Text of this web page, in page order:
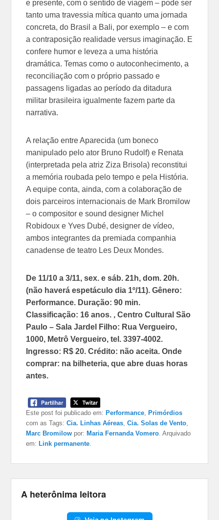
e presente, com o sentido de viagem – pode ser
tanto uma travessia mítica quanto uma jornada
concreta, do Brasil a Bali, por exemplo – e com
a contraposição realidade versus imaginação. E
confere humor e leveza a uma história
dramática. Temas como o autoconhecimento, a
reconciliação com o próprio passado e
passagens ligadas ao período da ditadura
militar brasileira igualmente fazem parte da
narrativa.
A relação entre Aparecida (um boneco
manipulado pelo ator Bruno Rudolf) e Renata
(interpretada pela atriz Ziza Brisola) reconstitui
a memória roubada pelo tempo e pela História.
A equipe conta, ainda, com a colaboração de
dois parceiros internacionais de Mark Bromilow
– o compositor e sound designer Michel
Robidoux e Yves Dubé, designer de vídeo,
ambos integrantes da premiada companhia
canadense de teatro Les Deux Mondes.
De 11/10 a 3/11, sex. e sáb. 21h, dom. 20h.
(não haverá espetáculo dia 1º/11). Gênero:
Performance. Duração: 90 min.
Classificação: 16 anos. , Centro Cultural São
Paulo – Sala Jardel Filho: Rua Vergueiro,
1000, Metrô Vergueiro, tel. 3397-4002.
Ingresso: R$ 20. Crédito: não aceita. Onde
comprar: na bilheteria, que abre duas horas
antes.
Este post foi publicado em: Performance
Primórdios
com as Tags:Cia. Linhas Aéreas ,Cia. Solas de Vento
Marc Bromilow por: Maria Fernanda Vomero . Arquivado
em: Link permanente
A heterônima leitora